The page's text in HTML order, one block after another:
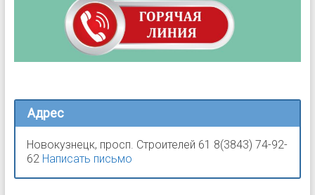
Адрес
Новокузнецк, просп. Строителей 61 8(3843) 74-92-
62 Написать письмо